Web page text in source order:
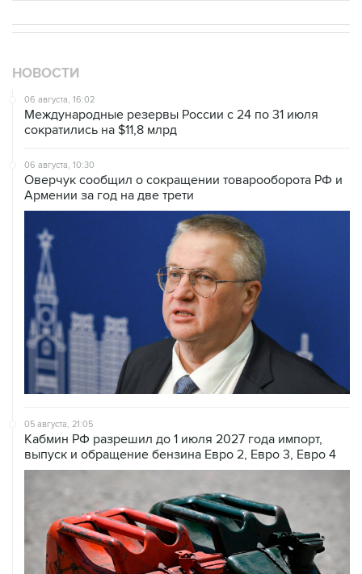
НОВОСТИ
06 августа, 16:02
Международные резервы России с 24 по 31 июля
сократились на $11,8 млрд
06 августа, 10:30
Оверчук сообщил о сокращении товарооборота РФ и
Армении за год на две трети
05 августа, 21:05
Кабмин РФ разрешил до 1 июля 2027 года импорт,
выпуск и обращение бензина Евро 2, Евро 3, Евро 4